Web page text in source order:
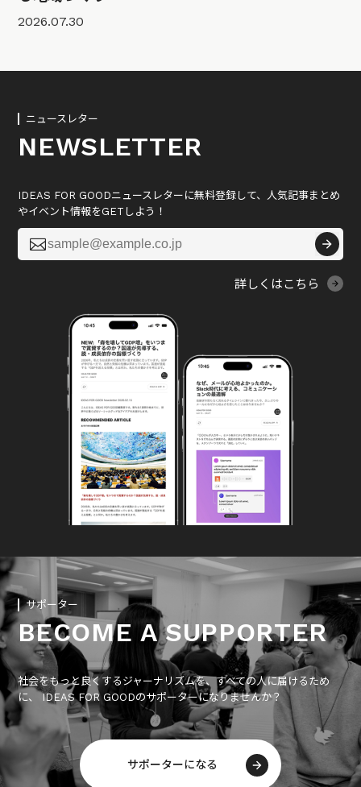
2026.07.30
ニュースレター
NEWSLETTER
IDEAS FOR GOODニュースレターに無料登録して、人気記事まとめ
やイベント情報をGETしよう！

詳しくはこちら
サポーター
BECOME A SUPPORTER
社会をもっと良くするジャーナリズムを、すべての人に届けるため
に、 IDEAS FOR GOODのサポーターになりませんか？
サポーターになる